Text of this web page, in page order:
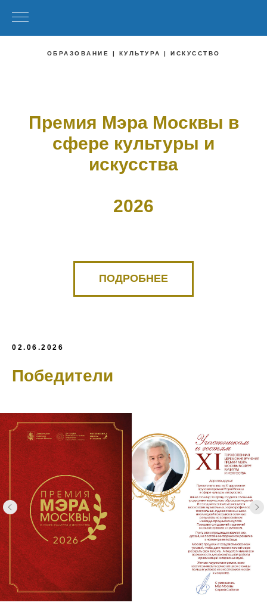
ОБРАЗОВАНИЕ | КУЛЬТУРА | ИСКУССТВО
Премия Мэра Москвы в
сфере культуры и
искусства
2026
ПОДРОБНЕЕ
02.06.2026
Победители